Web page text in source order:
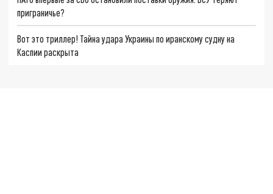
приграничье?
Вот это триллер! Тайна удара Украины по иранскому судну на
Каспии раскрыта